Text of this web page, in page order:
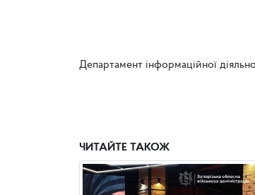
Департамент інформаційної
ЧИТАЙТЕ ТАКОЖ